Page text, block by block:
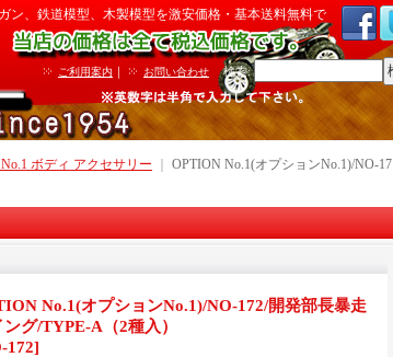
ン、鉄道模型、木製模型を激安価格・基本送料無料で
ご利用案内 ｜ お問い合わせ 検索:
ボディ アクセサリー
OPTION No.1(オプションNo.1)/NO-17
No.1(オプションNo.1)/NO-172/開発部長暴走
ング/TYPE-A（2種入）
172]